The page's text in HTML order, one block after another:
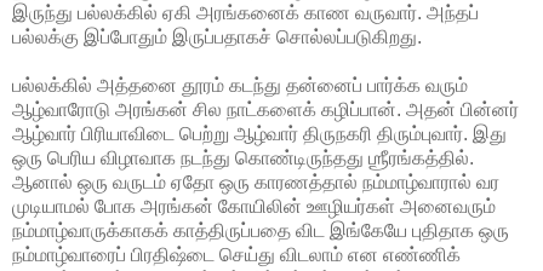
இருந்து பல்லக்கில் ஏகி அரங்கனைக் காண வருவார். அந்தப்
பல்லக்கு இப்போதும் இருப்பதாகச் சொல்லப்படுகிறது.
பல்லக்கில் அத்தனை தூரம் கடந்து தன்னைப் பார்க்க வரும்
ஆழ்வாரோடு அரங்கன் சில நாட்களைக் கழிப்பான். அதன் பின்னர்
ஆழ்வார் பிரியாவிடை பெற்று ஆழ்வார் திருநகரி திரும்புவார். இது
ஒரு பெரிய விழாவாக நடந்து கொண்டிருந்தது ஶ்ரீரங்கத்தில்.
ஆனால் ஒரு வருடம் ஏதோ ஒரு காரணத்தால் நம்மாழ்வாரால் வர
முடியாமல் போக அரங்கன் கோயிலின் ஊழியர்கள் அனைவரும்
நம்மாழ்வாருக்காகக் காத்திருப்பதை விட இங்கேயே புதிதாக ஒரு
நம்மாழ்வாரைப் பிரதிஷ்டை செய்து விடலாம் என எண்ணிக்